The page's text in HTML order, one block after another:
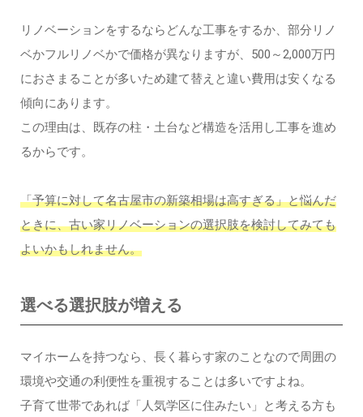
リノベーションをするならどんな工事をするか、部分リノ
ベかフルリノベかで価格が異なりますが、500～2,000万円
におさまることが多いため建て替えと違い費用は安くなる
傾向にあります。
この理由は、既存の柱・土台など構造を活用し工事を進め
るからです。
「予算に対して名古屋市の新築相場は高すぎる」と悩んだ
ときに、古い家リノベーションの選択肢を検討してみても
よいかもしれません。
選べる選択肢が増える
マイホームを持つなら、長く暮らす家のことなので周囲の
環境や交通の利便性を重視することは多いですよね。
子育て世帯であれば「人気学区に住みたい」と考える方も